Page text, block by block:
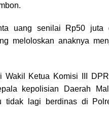
uang senilai Rp50 juta
meloloskan anaknya
Wakil Ketua Komisi III
kepolisian Daerah
tidak lagi berdinas di